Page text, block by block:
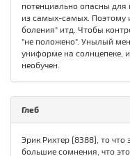
потенциально опасны
из самых-самых. Поэтому
боления" итд. Чтобы
"не положено". Унылый
униформе на солнцепеке,
необучен.
Глеб
Эрик Рихтер [8388], то что
большие сомнения, что